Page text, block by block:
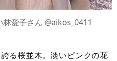
愛子さん @aikos_0411
る桜並木。淡いピンクの花